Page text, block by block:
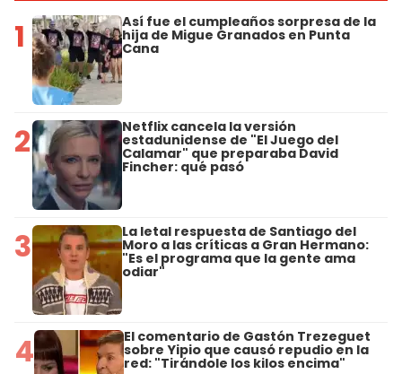
1 Así fue el cumpleaños sorpresa de la
hija de Migue Granados en Punta
Cana
2 Netflix cancela la versión
estadunidense de "El Juego del
Calamar" que preparaba David
Fincher: qué pasó
3 La letal respuesta de Santiago del
Moro a las críticas a Gran Hermano:
"Es el programa que la gente ama
odiar"
4 El comentario de Gastón Trezeguet
sobre Yipio que causó repudio en la
red: "Tirándole los kilos encima"